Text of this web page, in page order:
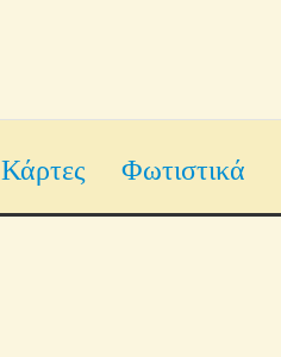
Κάρτες Φωτιστικά